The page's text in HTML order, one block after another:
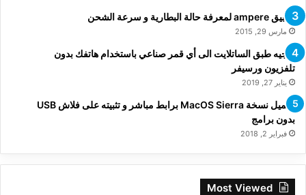
تطبيق ampere لمعرفة حالة البطارية و سرعة الشحن
مارس 29, 2015
توجيه طبق الساتلايت الى أي قمر صناعي باستخدام هاتفك بدون
تلفزيون ورسيفر
يناير 27, 2019
تحميل نسخة MacOS Sierra برابط مباشر و تثبيته على فلاش USB
بدون برامج
فبراير 2, 2018
Most Viewed